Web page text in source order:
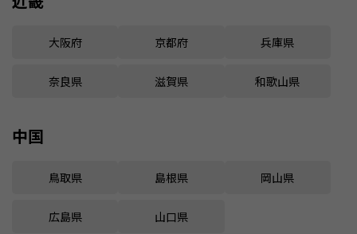
大阪府 京都府 兵庫県
奈良県 滋賀県 和歌山県
中国
鳥取県 島根県 岡山県
広島県 山口県